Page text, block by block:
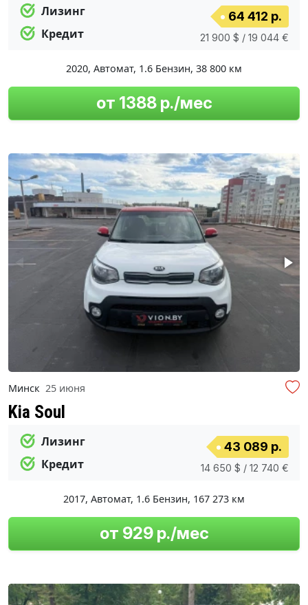
Лизинг
Кредит
64 412 р.
21 900 $ / 19 044 €
2020, Автомат, 1.6 Бензин, 38 800 км
от 1388 р./мес
Минск 25 июня
Kia Soul
Лизинг
Кредит
43 089 р.
14 650 $ / 12 740 €
2017, Автомат, 1.6 Бензин, 167 273 км
от 929 р./мес